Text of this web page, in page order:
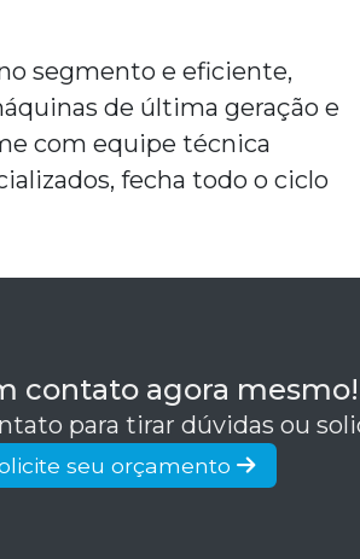
segmento e eficiente,
de última geração e
com equipe técnica
fecha todo o ciclo
contato agora mesmo!
para tirar dúvidas ou
seu orçamento